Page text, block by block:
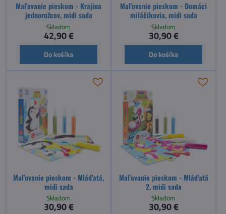
Maľovanie pieskom - Krajina
jednorožcov, midi sada
Skladom
42,90 €
Do košíka
Maľovanie pieskom - Domáci
miláčikovia, midi sada
Skladom
30,90 €
Do košíka
Maľovanie pieskom - Mláďatá,
midi sada
Skladom
30,90 €
Maľovanie pieskom - Mláďatá
2, midi sada
Skladom
30,90 €